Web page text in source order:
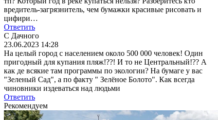
вредитель-загрязнитель, чем бумажки красивые рисовать и
цифири…
Ответить
С Дачного
23.06.2023 14:28
На целый город с населением около 500 000 человек! Один
пригодный для купания пляж!??! И то не Центральный!?? А
как де всякие там программы по экологии? На бумаге у вас
"Зеленый Сад", а по факту " Зелёное Болото". Как всегда
чиновники издеваться над людьми
Ответить
Рекомендуем